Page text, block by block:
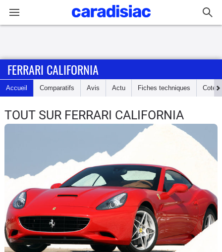
Accueil
Actu
Essais
Electriques
Utilitaires
Flottes
Auto
FERRARI CALIFORNIA
Accueil Comparatifs Avis Actu Fiches techniques Cote
TOUT SUR FERRARI CALIFORNIA